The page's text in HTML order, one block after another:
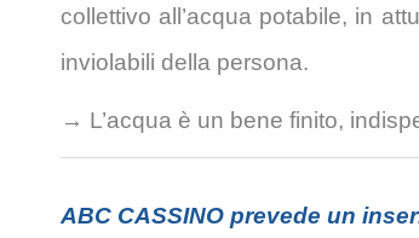
collettivo all’acqua potabile, in
inviolabili della persona.
→ L’acqua è un bene finito,
ABC CASSINO prevede un